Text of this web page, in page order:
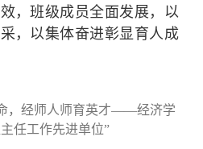
，班级成员全面发展，以
，以集体奋进彰显育人成
，经师人师育英才——经济学
任工作先进单位”